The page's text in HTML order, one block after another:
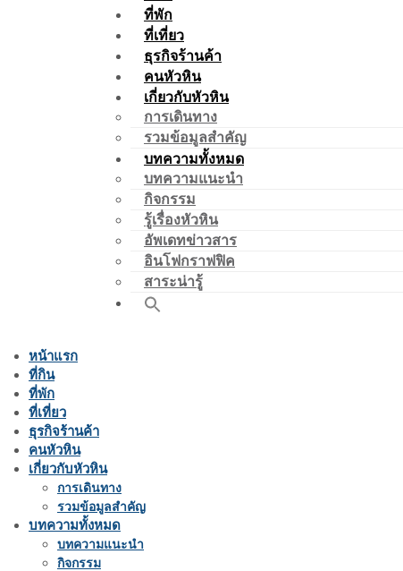
ที่พัก
ที่เที่ยว
ธุรกิจร้านค้า
คนหัวหิน
เกี่ยวกับหัวหิน
การเดินทาง
รวมข้อมูลสำคัญ
บทความทั้งหมด
บทความแนะนำ
กิจกรรม
รู้เรื่องหัวหิน
อัพเดทข่าวสาร
อินโฟกราฟฟิค
สาระน่ารู้
หน้าแรก
ที่กิน
ที่พัก
ที่เที่ยว
ธุรกิจร้านค้า
คนหัวหิน
เกี่ยวกับหัวหิน
การเดินทาง
รวมข้อมูลสำคัญ
บทความทั้งหมด
บทความแนะนำ
กิจกรรม